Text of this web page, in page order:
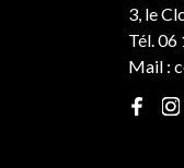
3, le
Tél. 06
Mail :